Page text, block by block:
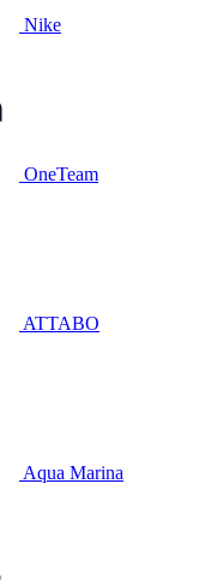
Nike
OneTeam
ATTABO
Aqua Marina